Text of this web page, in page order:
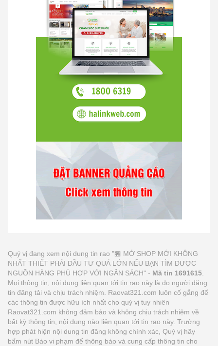
Quý vị đang xem nội dung tin rao "🏪 MỞ SHOP MỚI KHÔNG
NHẤT THIẾT PHẢI ĐẦU TƯ QUÁ LỚN NẾU BẠN TÌM ĐƯỢC
NGUỒN HÀNG PHÙ HỢP VỚI NGÂN SÁCH" - Mã tin 1691615
Mọi thông tin, nội dung liên quan tới tin rao này là do người đăng
tin đăng tải và chịu trách nhiệm. Raovat321.com luôn cố gắng để
các thông tin được hữu ích nhất cho quý vị tuy nhiên
Raovat321.com không đảm bảo và không chịu trách nhiệm về
bất kỳ thông tin, nội dung nào liên quan tới tin rao này. Trường
hợp phát hiện nội dung tin đăng không chính xác, Quý vị hãy
bấm nút Báo vi phạm để thông báo và cung cấp thông tin cho